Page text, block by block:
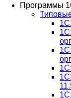
Программы